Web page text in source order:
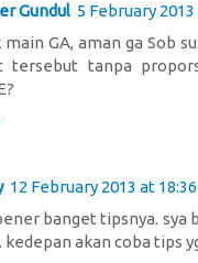
Gundul 5 February 2013
main GA, aman ga Sob
tersebut tanpa
12 February 2013 at 18:36
banget tipsnya. sya
kedepan akan coba tips